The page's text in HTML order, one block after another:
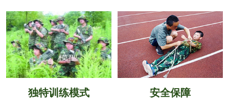
独特训练模式 安全保障